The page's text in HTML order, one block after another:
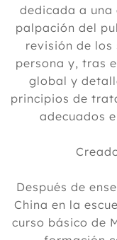
dedicada a
palpación del
revisión de los
persona y, tras
global y
principios de
adecuados
Después de
China en la
curso básico de